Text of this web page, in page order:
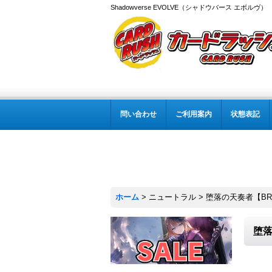
Shadowverse EVOLVE（シャドウバース エボルヴ
問い合わせ ご利用案内 状態表記
ホーム > ニュートラル > 堕落の天奏者【
堕